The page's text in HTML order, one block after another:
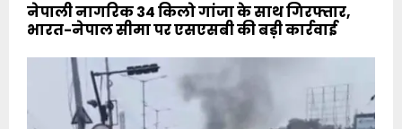
नेपाली नागरिक 34 किलो गांजा के साथ गिरफ्तार,
भारत-नेपाल सीमा पर एसएसबी की बड़ी कार्रवाई